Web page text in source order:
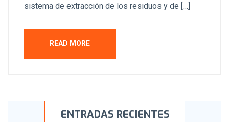
sistema de extracción de los residuos y de […]
READ MORE
ENTRADAS RECIENTES